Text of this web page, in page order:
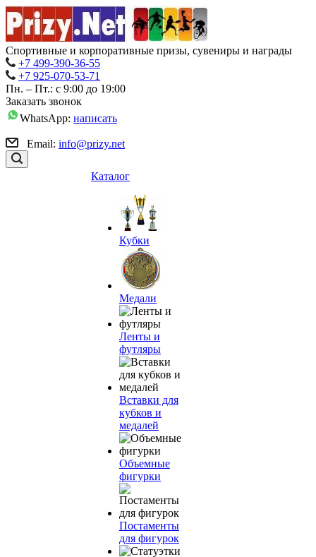
Спортивные и корпоративные призы, сувениры и награды
+7 499-390-36-55
+7 925-070-53-71
Пн. – Пт.: с 9:00 до 19:00
Заказать звонок
WhatsApp: написать
Email: info@prizy.net
Каталог
Кубки
Медали
Ленты и
футляры
Вставки для
кубков и
медалей
Объемные
фигурки
Постаменты
для фигурок